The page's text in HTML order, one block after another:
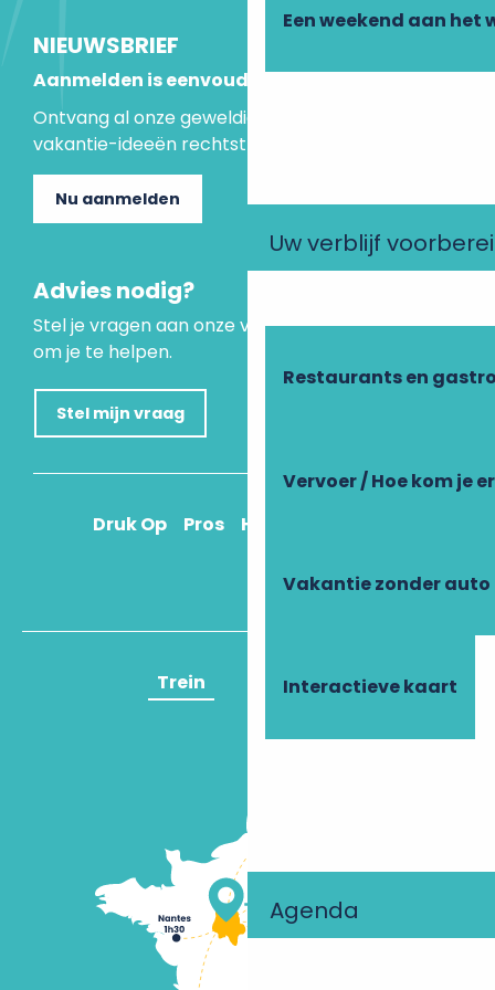
Een weekend aan het
Uw verblijf
Restaurants en
Vervoer / Hoe kom je
Vakantie zonder auto
Interactieve kaart
Agenda
NIEUWSBRIEF
Aanmelden is eenvoudig
Ontvang al onze geweldige aanbiedingen en
vakantie-ideeën rechtstreeks in je inbox.
Nu aanmelden
Advies nodig?
Stel je vragen aan onze virtuele assistent, die er is
om je te helpen.
Stel mijn vraag
Druk Op Pros Hoe kom ik daar?
Trein Vliegtuig